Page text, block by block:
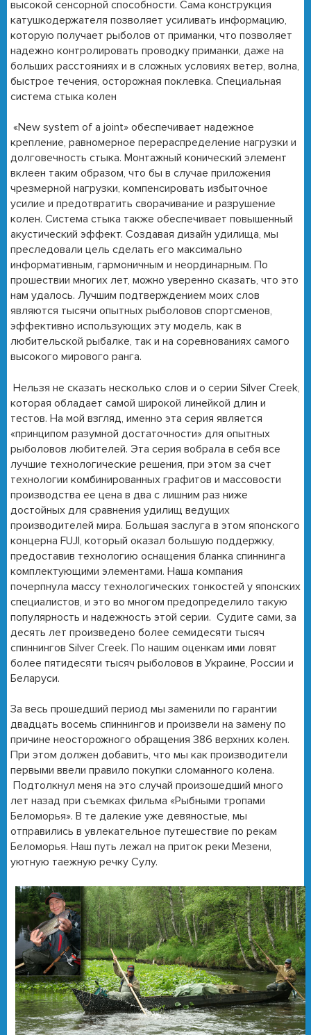
высокой сенсорной способности. Сама конструкция
катушкодержателя позволяет усиливать информацию,
которую получает рыболов от приманки, что позволяет
надежно контролировать проводку приманки, даже на
больших расстояниях и в сложных условиях ветер, волна,
быстрое течения, осторожная поклевка. Специальная
система стыка колен
«New system of a joint» обеспечивает надежное
крепление, равномерное перераспределение нагрузки и
долговечность стыка. Монтажный конический элемент
вклеен таким образом, что бы в случае приложения
чрезмерной нагрузки, компенсировать избыточное
усилие и предотвратить сворачивание и разрушение
колен. Система стыка также обеспечивает повышенный
акустический эффект. Создавая дизайн удилища, мы
преследовали цель сделать его максимально
информативным, гармоничным и неординарным. По
прошествии многих лет, можно уверенно сказать, что это
нам удалось. Лучшим подтверждением моих слов
являются тысячи опытных рыболовов спортсменов,
эффективно использующих эту модель, как в
любительской рыбалке, так и на соревнованиях самого
высокого мирового ранга.
Нельзя не сказать несколько слов и о серии Silver Creek,
которая обладает самой широкой линейкой длин и
тестов. На мой взгляд, именно эта серия является
«принципом разумной достаточности» для опытных
рыболовов любителей. Эта серия вобрала в себя все
лучшие технологические решения, при этом за счет
технологии комбинированных графитов и массовости
производства ее цена в два с лишним раз ниже
достойных для сравнения удилищ ведущих
производителей мира. Большая заслуга в этом японского
концерна FUJI, который оказал большую поддержку,
предоставив технологию оснащения бланка спиннинга
комплектующими элементами. Наша компания
почерпнула массу технологических тонкостей у японских
специалистов, и это во многом предопределило такую
популярность и надежность этой серии. Судите сами, за
десять лет произведено более семидесяти тысяч
спиннингов Silver Creek. По нашим оценкам ими ловят
более пятидесяти тысяч рыболовов в Украине, России и
Беларуси.
За весь прошедший период мы заменили по гарантии
двадцать восемь спиннингов и произвели на замену по
причине неосторожного обращения 386 верхних колен.
При этом должен добавить, что мы как производители
первыми ввели правило покупки сломанного колена.
Подтолкнул меня на это случай произошедший много
лет назад при съемках фильма «Рыбными тропами
Беломорья». В те далекие уже девяностые, мы
отправились в увлекательное путешествие по рекам
Беломорья. Наш путь лежал на приток реки Мезени,
уютную таежную речку Сулу.